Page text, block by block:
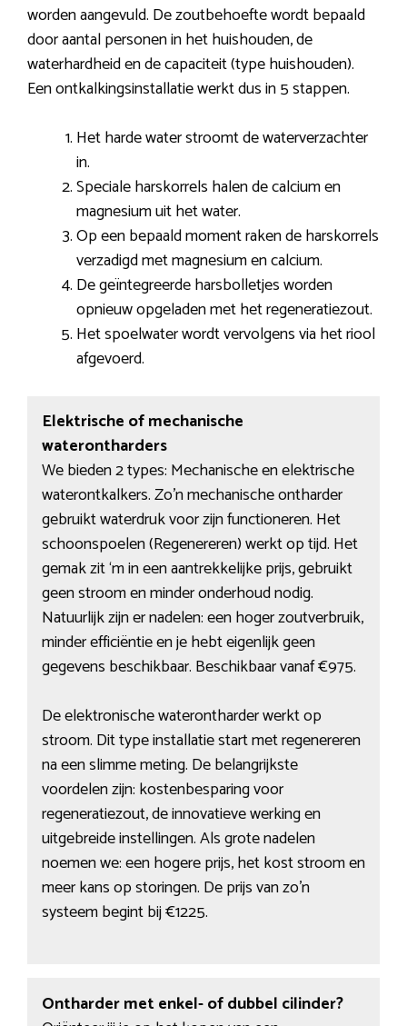
worden aangevuld. De zoutbehoefte wordt bepaald
door aantal personen in het huishouden, de
waterhardheid en de capaciteit (type huishouden).
Een ontkalkingsinstallatie werkt dus in 5 stappen.
Het harde water stroomt de waterverzachter
in.
Speciale harskorrels halen de calcium en
magnesium uit het water.
Op een bepaald moment raken de harskorrels
verzadigd met magnesium en calcium.
De geïntegreerde harsbolletjes worden
opnieuw opgeladen met het regeneratiezout.
Het spoelwater wordt vervolgens via het riool
afgevoerd.
Elektrische of mechanische
waterontharders
We bieden 2 types: Mechanische en elektrische
waterontkalkers. Zo’n mechanische ontharder
gebruikt waterdruk voor zijn functioneren. Het
schoonspoelen (Regenereren) werkt op tijd. Het
gemak zit ‘m in een aantrekkelijke prijs, gebruikt
geen stroom en minder onderhoud nodig.
Natuurlijk zijn er nadelen: een hoger zoutverbruik,
minder efficiëntie en je hebt eigenlijk geen
gegevens beschikbaar. Beschikbaar vanaf €975.
De elektronische waterontharder werkt op
stroom. Dit type installatie start met regenereren
na een slimme meting. De belangrijkste
voordelen zijn: kostenbesparing voor
regeneratiezout, de innovatieve werking en
uitgebreide instellingen. Als grote nadelen
noemen we: een hogere prijs, het kost stroom en
meer kans op storingen. De prijs van zo’n
systeem begint bij €1225.
Ontharder met enkel- of dubbel cilinder?